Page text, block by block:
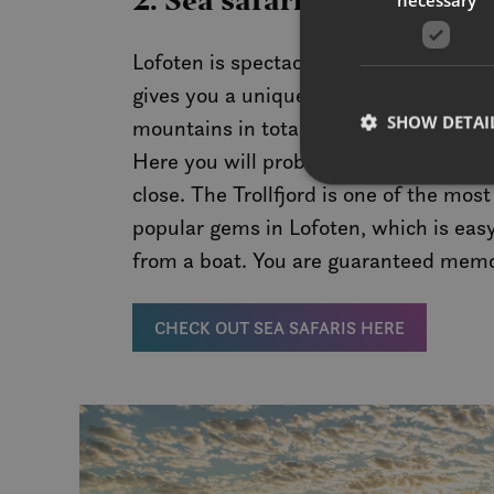
Lofoten is spectacular. To experience
gives you a unique perspective.See
mountains in total harmony with the
Here you will probably see the sea
close. The Trollfjord is one of the most
popular gems in Lofoten, which is
from a boat. You are guaranteed
CHECK OUT SEA SAFARIS HERE
SHOW
Strictly necessary
Name